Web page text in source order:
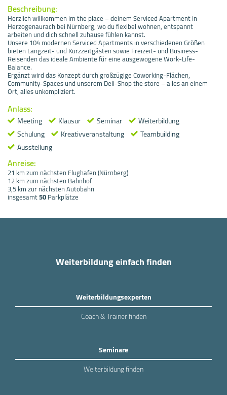
Beschreibung:
Herzlich willkommen im the place – deinem Serviced Apartment in
Herzogenaurach bei Nürnberg, wo du flexibel wohnen, entspannt
arbeiten und dich schnell zuhause fühlen kannst.
Unsere 104 modernen Serviced Apartments in verschiedenen Größen
bieten Langzeit- und Kurzzeitgästen sowie Freizeit- und Business-
Reisenden das ideale Ambiente für eine ausgewogene Work-Life-
Balance.
Ergänzt wird das Konzept durch großzügige Coworking-Flächen,
Community-Spaces und unserem Deli-Shop the store – alles an einem
Ort, alles unkompliziert.
Anlass:
Meeting Klausur Seminar
Weiterbildung
Schulung
Kreativveranstaltung
Teambuilding
Ausstellung
Anreise:
21 km zum nächsten Flughafen (Nürnberg)
12 km zum nächsten Bahnhof
3,5 km zur nächsten Autobahn
insgesamt50Parkplätze
Weiterbildung einfach finden
Weiterbildungsexperten
Coach & Trainer finden
Seminare
Weiterbildung finden